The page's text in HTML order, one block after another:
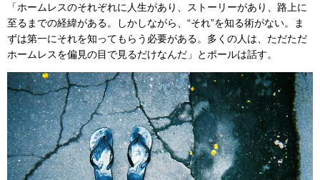
「ホームレスのそれぞれに人生があり、ストーリーがあり、路上に
至るまでの経緯がある。しかしながら、“それ”を知る術がない。ま
ずは第一にそれを知ってもらう必要がある。多くの人は、ただただ
ホームレスを偏見の目で見るだけなんだ」とポールは話す。